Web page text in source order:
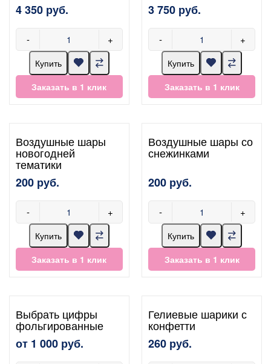
4 350 руб.
- +
Купить
Заказать в 1 клик
3 750 руб.
- +
Купить
Заказать в 1 клик
Воздушные шары
новогодней
тематики
200 руб.
- +
Купить
Заказать в 1 клик
Воздушные шары со
снежинками
200 руб.
- +
Купить
Заказать в 1 клик
Выбрать цифры
фольгированные
от 1 000 руб.
Гелиевые шарики с
конфетти
260 руб.